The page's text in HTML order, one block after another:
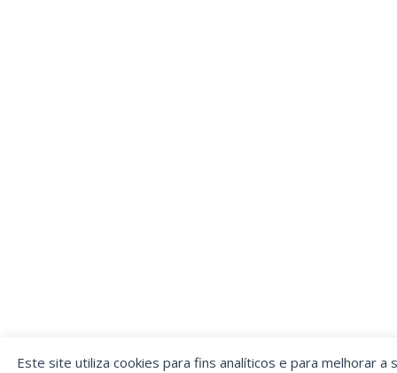
Este site utiliza cookies para fins analíticos e para melhorar a